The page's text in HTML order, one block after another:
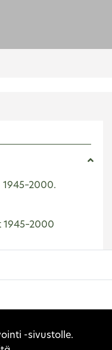
-sivustolle.